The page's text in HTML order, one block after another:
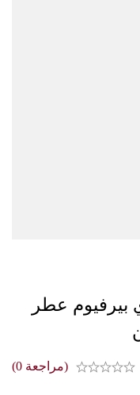
عطر
(مراجعة 0)